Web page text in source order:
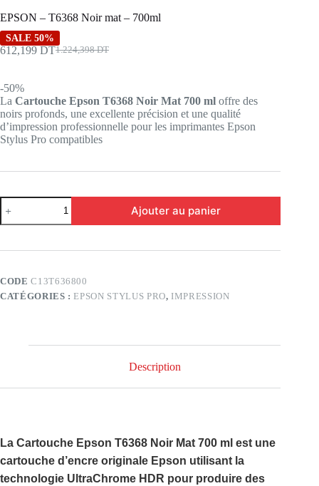
EPSON – T6368 Noir mat – 700ml
SALE 50%
1.224,398DT
Le
1.224,398 DT.
612,199 DTLe
612,199 DT.
-50%
La Cartouche Epson T6368 Noir Mat 700 ml offre des
noirs profonds, une excellente précision et une qualité
d’impression professionnelle pour les imprimantes Epson
Stylus Pro compatibles
quantité
de
EPSON
T6368
-
700ml
Ajouter au panier
CODEC13T636800
CATÉGORIES :EPSON STYLUS PRO, IMPRESSION
Description
La Cartouche Epson T6368 Noir Mat 700 ml est une
cartouche d’encre originale Epson utilisant la
technologie UltraChrome HDR pour produire des